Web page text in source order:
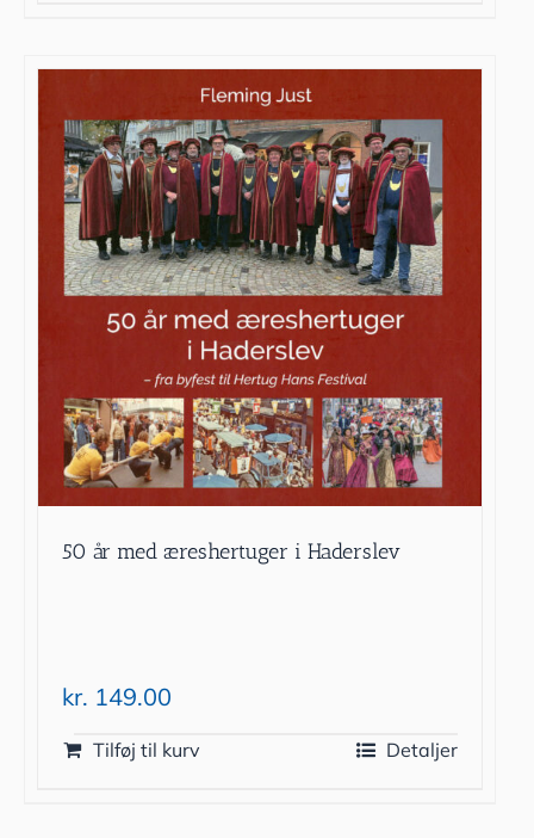
50 år med æreshertuger i Haderslev
kr. 149.00
Tilføj til kurv Detaljer